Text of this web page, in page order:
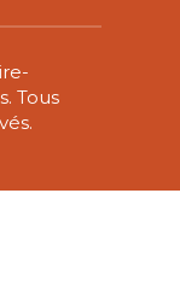
Tous